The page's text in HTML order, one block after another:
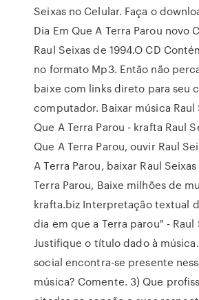
Seixas no Celular. Faça o
Dia Em Que A Terra Parou novo
Raul Seixas de 1994.O CD
no formato Mp3. Então não
baixe com links direto para seu
computador. Baixar música Raul
Que A Terra Parou - krafta Raul
Que A Terra Parou, ouvir Raul
A Terra Parou, baixar Raul
Terra Parou, Baixe milhões de
krafta.biz Interpretação textual
dia em que a Terra parou" - Raul
Justifique o título dado à
social encontra-se presente
música? Comente. 3) Que